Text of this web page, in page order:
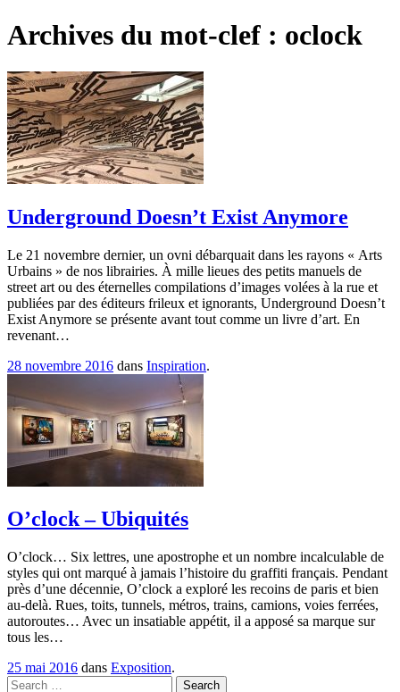
Archives du mot-clef : oclock
Underground Doesn’t Exist Anymore
Le 21 novembre dernier, un ovni débarquait dans les rayons « Arts
Urbains » de nos librairies. À mille lieues des petits manuels de
street art ou des éternelles compilations d’images volées à la rue et
publiées par des éditeurs frileux et ignorants, Underground Doesn’t
Exist Anymore se présente avant tout comme un livre d’art. En
revenant…
28 novembre 2016 dans Inspiration.
O’clock – Ubiquités
O’clock… Six lettres, une apostrophe et un nombre incalculable de
styles qui ont marqué à jamais l’histoire du graffiti français. Pendant
près d’une décennie, O’clock a exploré les recoins de paris et bien
au-delà. Rues, toits, tunnels, métros, trains, camions, voies ferrées,
autoroutes… Avec un insatiable appétit, il a apposé sa marque sur
tous les…
25 mai 2016 dans Exposition.
Search